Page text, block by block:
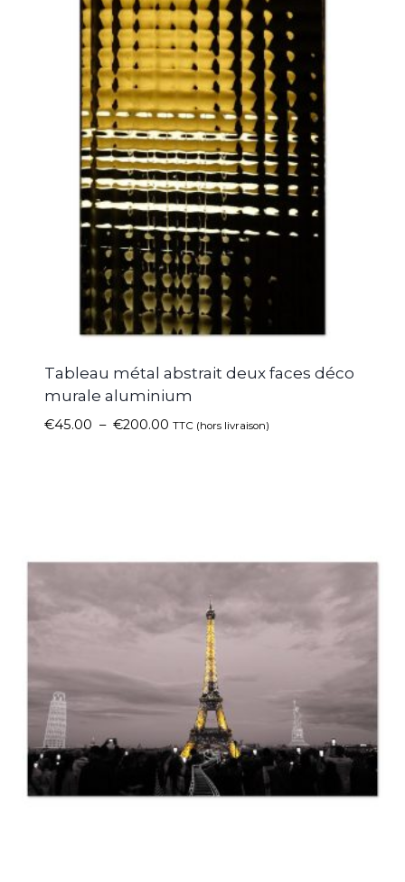
Tableau métal abstrait deux faces déco
murale aluminium
€45.00 – €200.00 TTC (hors livraison)